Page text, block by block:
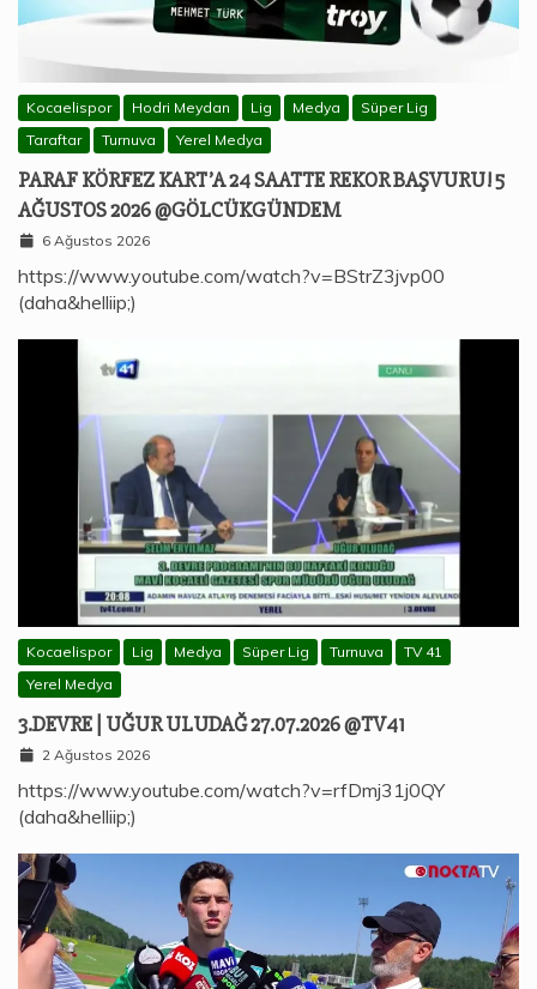
Kocaelispor Hodri Meydan Lig Medya
Süper Lig
Taraftar
Turnuva Yerel Medya
PARAF KÖRFEZ KART’A 24 SAATTE REKOR BAŞVURU! 5
AĞUSTOS 2026 @GÖLCÜKGÜNDEM
6 Ağustos 2026
https://www.youtube.com/watch?v=BStrZ3jvp00
(daha&helliip;)
Kocaelispor Lig Medya Süper Lig Turnuva
TV 41
Yerel Medya
3.DEVRE | UĞUR ULUDAĞ 27.07.2026 @TV41
2 Ağustos 2026
https://www.youtube.com/watch?v=rfDmj31j0QY
(daha&helliip;)